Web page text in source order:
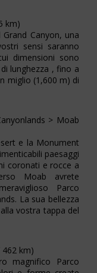
km)
Canyon, una
sensi saranno
dimensioni sono
lunghezza , fino a
miglio (1,600 m) di
> Moab
e la Monument
paesaggi
coronati e rocce a
Moab avrete
Parco
La sua bellezza
vostra tappa del
462 km)
magnifico Parco